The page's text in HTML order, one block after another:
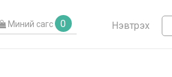
Миний сагс 0 Нэвтрэх